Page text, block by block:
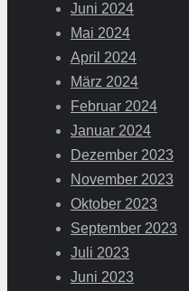
Juni 2024
Mai 2024
April 2024
März 2024
Februar 2024
Januar 2024
Dezember 2023
November 2023
Oktober 2023
September 2023
Juli 2023
Juni 2023